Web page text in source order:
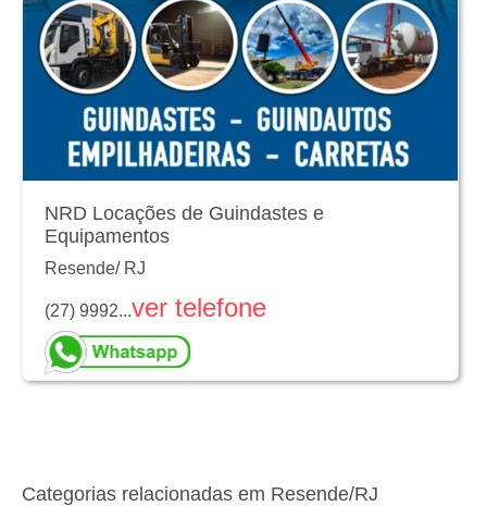
NRD Locações de Guindastes e
Equipamentos
Resende/ RJ
(27) 9992...ver telefone
Categorias relacionadas em Resende/RJ